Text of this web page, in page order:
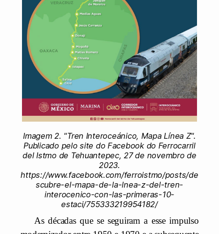
Imagem 2. "Tren Interoceánico, Mapa Línea Z".
Publicado pelo site do Facebook do Ferrocarril
del Istmo de Tehuantepec, 27 de novembro de
2023.
https://www.facebook.com/ferroistmo/posts/de
scubre-el-mapa-de-la-lnea-z-del-tren-
interocenico-con-las-primeras-10-
estaci/755333219954182/
As décadas que se seguiram a esse impulso